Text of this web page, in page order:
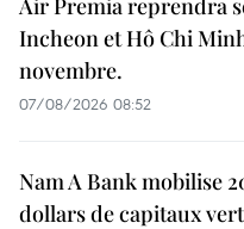
Air Premia reprendra
Incheon et Hô Chi
novembre.
07/08/2026 08:52
Nam A Bank mobilise
dollars de capitaux